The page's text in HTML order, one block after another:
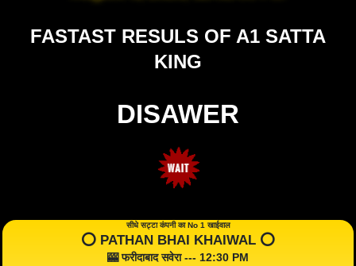
FASTAST RESULS OF A1 SATTA
KING
DISAWER
सीधे सट्टा कंपनी का No 1 खाईवाल
⭕️ PATHAN BHAI KHAIWAL ⭕️
🎰 फरीदाबाद सवेरा --- 12:30 PM